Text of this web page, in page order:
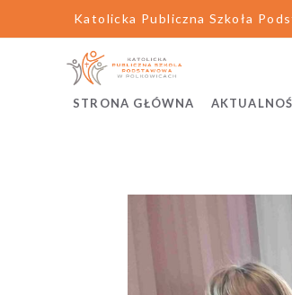
Katolicka Publiczna Szkoła
STRONA GŁÓWNA